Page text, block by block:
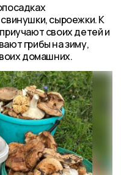
сыроежки. К
своих детей и
грибы на зиму,
домашних.